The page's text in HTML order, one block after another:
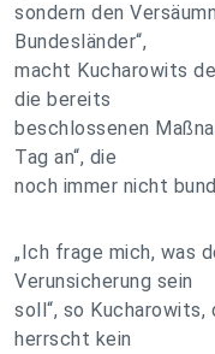
sondern den
Bundesländer“,
macht Kucharowits
die bereits
beschlossenen
Tag an“, die
noch immer nicht
„Ich frage mich, was
Verunsicherung sein
soll“, so
herrscht kein